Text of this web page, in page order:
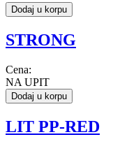
Dodaj u korpu
STRONG
Cena:
NA UPIT
Dodaj u korpu
LIT PP-RED